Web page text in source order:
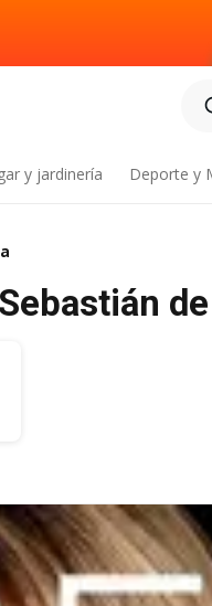
y jardinería Deporte y